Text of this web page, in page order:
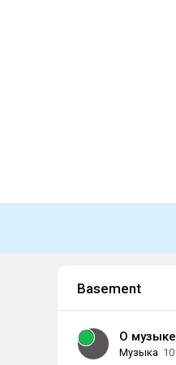
Basement
О музыке
Музыка